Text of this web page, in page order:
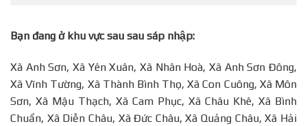
Bạn đang ở khu vực sau sau sáp nhập:
Xã Anh Sơn, Xã Yên Xuân, Xã Nhân Hoà, Xã Anh Sơn Đông,
Xã Vĩnh Tường, Xã Thành Bình Thọ, Xã Con Cuông, Xã Môn
Sơn, Xã Mậu Thạch, Xã Cam Phục, Xã Châu Khê, Xã Bình
Chuẩn, Xã Diễn Châu, Xã Đức Châu, Xã Quảng Châu, Xã Hải